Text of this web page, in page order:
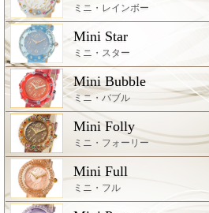
ミニ・レインボー
Mini Star
ミニ・スター
Mini Bubble
ミニ・バブル
Mini Folly
ミニ・フォーリー
Mini Full
ミニ・フル